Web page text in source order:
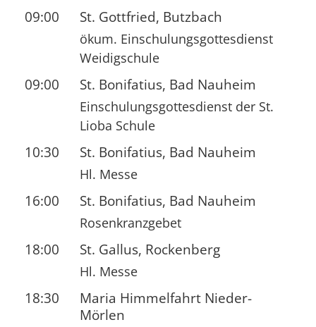
09:00 St. Gottfried, Butzbach
ökum. Einschulungsgottesdienst
Weidigschule
09:00 St. Bonifatius, Bad Nauheim
Einschulungsgottesdienst der St.
Lioba Schule
10:30 St. Bonifatius, Bad Nauheim
Hl. Messe
16:00 St. Bonifatius, Bad Nauheim
Rosenkranzgebet
18:00 St. Gallus, Rockenberg
Hl. Messe
18:30
Maria Himmelfahrt Nieder-
Mörlen